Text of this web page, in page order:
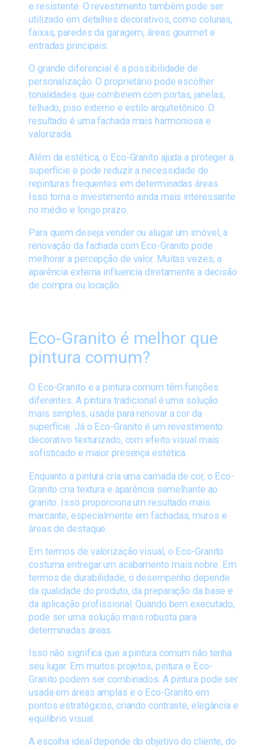
e resistente. O revestimento também pode ser
utilizado em detalhes decorativos, como colunas,
faixas, paredes da garagem, áreas gourmet e
entradas principais.
O grande diferencial é a possibilidade de
personalização. O proprietário pode escolher
tonalidades que combinem com portas, janelas,
telhado, piso externo e estilo arquitetônico. O
resultado é uma fachada mais harmoniosa e
valorizada.
Além da estética, o Eco-Granito ajuda a proteger a
superfície e pode reduzir a necessidade de
repinturas frequentes em determinadas áreas.
Isso torna o investimento ainda mais interessante
no médio e longo prazo.
Para quem deseja vender ou alugar um imóvel, a
renovação da fachada com Eco-Granito pode
melhorar a percepção de valor. Muitas vezes, a
aparência externa influencia diretamente a decisão
de compra ou locação.
Eco-Granito é melhor que
pintura comum?
O Eco-Granito e a pintura comum têm funções
diferentes. A pintura tradicional é uma solução
mais simples, usada para renovar a cor da
superfície. Já o Eco-Granito é um revestimento
decorativo texturizado, com efeito visual mais
sofisticado e maior presença estética.
Enquanto a pintura cria uma camada de cor, o Eco-
Granito cria textura e aparência semelhante ao
granito. Isso proporciona um resultado mais
marcante, especialmente em fachadas, muros e
áreas de destaque.
Em termos de valorização visual, o Eco-Granito
costuma entregar um acabamento mais nobre. Em
termos de durabilidade, o desempenho depende
da qualidade do produto, da preparação da base e
da aplicação profissional. Quando bem executado,
pode ser uma solução mais robusta para
determinadas áreas.
Isso não significa que a pintura comum não tenha
seu lugar. Em muitos projetos, pintura e Eco-
Granito podem ser combinados. A pintura pode ser
usada em áreas amplas e o Eco-Granito em
pontos estratégicos, criando contraste, elegância e
equilíbrio visual.
A escolha ideal depende do objetivo do cliente, do